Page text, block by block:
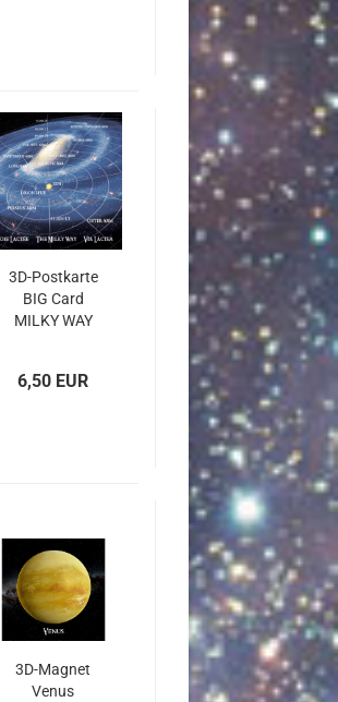
3D-​Post­kar­te
BIG Card
MILKY WAY
6,50 EUR
3D-​Ma­gnet
Venus